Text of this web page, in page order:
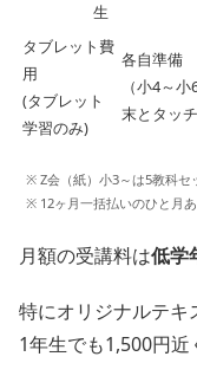
生
タブレット費
用
(タブレット
学習のみ)
各自準備
（小4～
末とタッ
※ Z会（紙）小3～は5教科セ
※ 12ヶ月一括払いのひと月
月額の受講料は低学
特にオリジナルテキ
1年生でも1,500円近